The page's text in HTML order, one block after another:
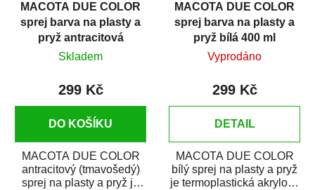
MACOTA DUE COLOR
sprej barva na plasty a
pryž antracitová
(tmavošedá) 400 ml
Skladem
299 Kč
DO KOŠÍKU
MACOTA DUE COLOR
antracitový (tmavošedý)
sprej na plasty a pryž je
MACOTA DUE COLOR
sprej barva na plasty a
pryž bílá 400 ml
Vyprodáno
299 Kč
DETAIL
MACOTA DUE COLOR
bílý sprej na plasty a pryž
je termoplastická akrylová